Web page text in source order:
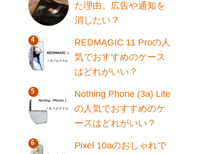
た理由。広告や通知を
消したい？
REDMAGIC 11 Proの人
気でおすすめのケース
はどれがいい？
Nothing Phone (3a) Lite
の人気でおすすめのケ
ースはどれがいい？
Pixel 10aのおしゃれで